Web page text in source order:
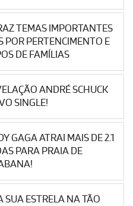
TEMAS IMPORTANTES
POR PERTENCIMENTO E
DE FAMÍLIAS
ANDRÉ SCHUCK
SINGLE!
GAGA ATRAI MAIS DE 2.1
PARA PRAIA DE
SUA ESTRELA NA TÃO